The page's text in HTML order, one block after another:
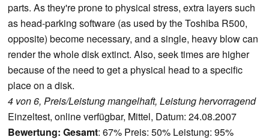
parts. As they're prone to physical stress, extra layers such
as head-parking software (as used by the Toshiba R500,
opposite) become necessary, and a single, heavy blow can
render the whole disk extinct. Also, seek times are higher
because of the need to get a physical head to a specific
place on a disk.
4 von 6, Preis/Leistung mangelhaft, Leistung hervorragend
Einzeltest, online verfügbar, Mittel, Datum: 24.08.2007
Bewertung: Gesamt: 67% Preis: 50% Leistung: 95%